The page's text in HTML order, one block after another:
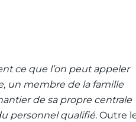
ce que l’on peut appeler
un membre de la famille
de sa propre centrale
personnel qualifié. Outre